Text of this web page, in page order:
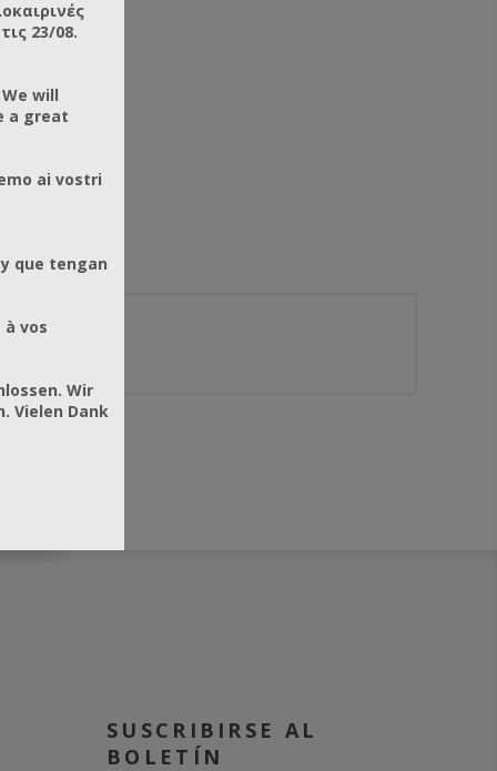
SUSCRIBIRSE AL
BOLETÍN
23/08.
will
a great
ai vostri
que tengan
à vos
Wir
Vielen Dank